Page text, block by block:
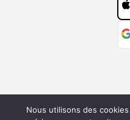
Nous utilisons des